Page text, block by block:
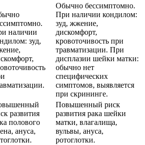
наличии
зуд,
Обычно бессимптомно.
При наличии кондилом:
зуд, жжение,
дискомфорт,
кровоточивость при
травматизации. При
дисплазии шейки матки:
обычно нет
специфических
симптомов, выявляется
при скрининге.
развития
полового
ануса,
Повышенный риск
развития рака шейки
матки, влагалища,
вульвы, ануса,
ротоглотки.